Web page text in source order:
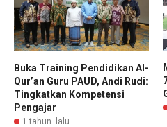
Buka Training Pendidikan Al-
Qur’an Guru PAUD, Andi Rudi:
Tingkatkan Kompetensi
Pengajar
1 tahun lalu